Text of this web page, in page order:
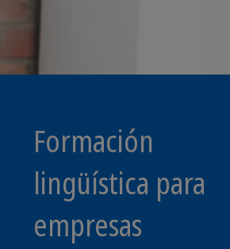
Formación
lingüística para
empresas